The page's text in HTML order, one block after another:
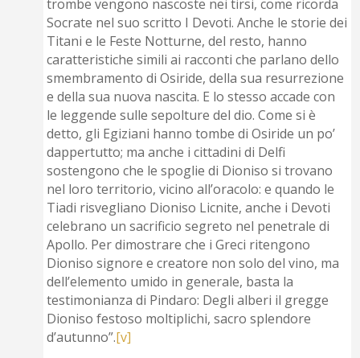
trombe vengono nascoste nei tirsi, come ricorda
Socrate nel suo scritto I Devoti. Anche le storie dei
Titani e le Feste Notturne, del resto, hanno
caratteristiche simili ai racconti che parlano dello
smembramento di Osiride, della sua resurrezione
e della sua nuova nascita. E lo stesso accade con
le leggende sulle sepolture del dio. Come si è
detto, gli Egiziani hanno tombe di Osiride un po’
dappertutto; ma anche i cittadini di Delfi
sostengono che le spoglie di Dioniso si trovano
nel loro territorio, vicino all’oracolo: e quando le
Tiadi risvegliano Dioniso Licnite, anche i Devoti
celebrano un sacrificio segreto nel penetrale di
Apollo. Per dimostrare che i Greci ritengono
Dioniso signore e creatore non solo del vino, ma
dell’elemento umido in generale, basta la
testimonianza di Pindaro: Degli alberi il gregge
Dioniso festoso moltiplichi, sacro splendore
d’autunno”.[v]